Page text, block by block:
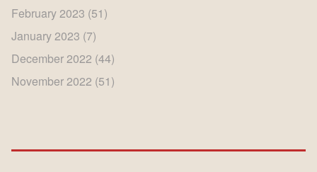
February 2023 (51)
January 2023 (7)
December 2022 (44)
November 2022 (51)